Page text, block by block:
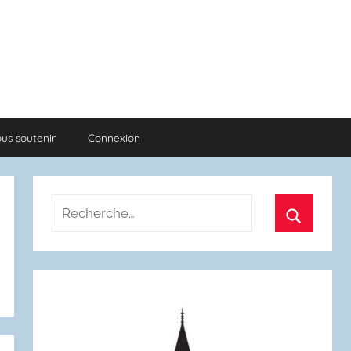
soutenir Connexion
Recherche
: